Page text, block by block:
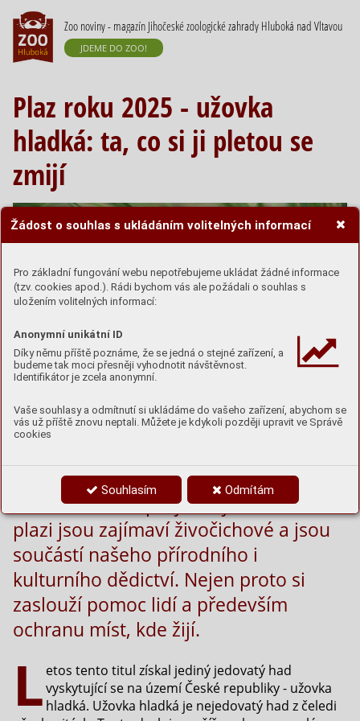
Žádost o souhlas s ukládáním volitelných informací
Pro základní fungování webu nepotřebujeme ukládat žádné informace
(tzv. cookies apod.). Rádi bychom vás ale požádali o souhlas s
uložením volitelných informací:
Anonymní unikátní ID
Díky němu příště poznáme, že se jedná o stejné zařízení, a
budeme tak moci přesněji vyhodnotit návštěvnost.
Identifikátor je zcela anonymní.
Vaše souhlasy a odmítnutí si ukládáme do vašeho zařízení, abychom se
vás už příště znovu neptali. Můžete je kdykoli později upravit ve Správě
cookies
Souhlasím Odmítám
Zoo noviny - magazín Jihočeské zoologické zahrady Hluboká nad Vltavou
JDEME DO ZOO!
Plaz roku 2025 - užovka
hladká: ta, co si ji pletou se
zmijí
vyhlašuje od roku 2009. Cílem tohoto
dlouhodobého projektu je ukázat, že
plazi jsou zajímaví živočichové a jsou
součástí našeho přírodního i
kulturního dědictví. Nejen proto si
zaslouží pomoc lidí a především
ochranu míst, kde žijí.
L etos tento titul získal jediný jedovatý had
vyskytující se na území České republiky - užovka
hladká. Užovka hladká je nejedovatý had z čeledi